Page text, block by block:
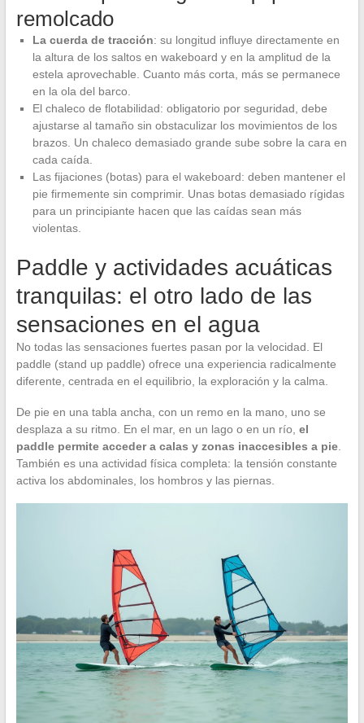
remolcado
La cuerda de tracción: su longitud influye directamente en
la altura de los saltos en wakeboard y en la amplitud de la
estela aprovechable. Cuanto más corta, más se permanece
en la ola del barco.
El chaleco de flotabilidad: obligatorio por seguridad, debe
ajustarse al tamaño sin obstaculizar los movimientos de los
brazos. Un chaleco demasiado grande sube sobre la cara en
cada caída.
Las fijaciones (botas) para el wakeboard: deben mantener el
pie firmemente sin comprimir. Unas botas demasiado rígidas
para un principiante hacen que las caídas sean más
violentas.
Paddle y actividades acuáticas
tranquilas: el otro lado de las
sensaciones en el agua
No todas las sensaciones fuertes pasan por la velocidad. El
paddle (stand up paddle) ofrece una experiencia radicalmente
diferente, centrada en el equilibrio, la exploración y la calma.
De pie en una tabla ancha, con un remo en la mano, uno se
desplaza a su ritmo. En el mar, en un lago o en un río, el
paddle permite acceder a calas y zonas inaccesibles a pie.
También es una actividad física completa: la tensión constante
activa los abdominales, los hombros y las piernas.